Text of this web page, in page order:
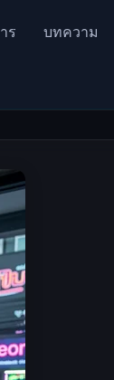
ร บทความ